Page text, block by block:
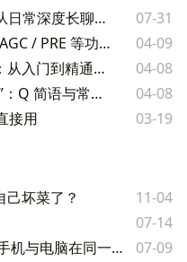
业余无线电 CW 通联指南：从日常深度长聊到比赛极简搏杀
07-31
电台面板上的"密码"：ATT / AGC / PRE 等功能键完全图解
04-09
业余电台通信常用缩语手册：从入门到精通的通联密码
04-08
业余无线电通信的“摩斯密码”：Q 简语与常用缩语详解
04-08
接用
03-19
坏菜了？
11-04
07-14
2025年了，微信的「请保持手机与电脑在同一网络后重试」还在劝我放弃备份
07-09